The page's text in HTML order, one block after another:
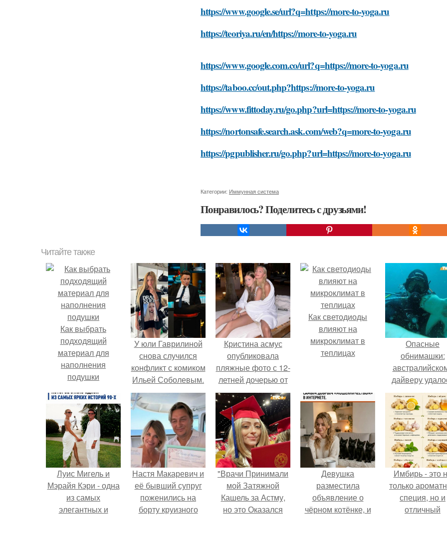
https://www.google.se/url?q=https://more-to-yoga.ru
https://teoriya.ru/en/https://more-to-yoga.ru
https://www.google.com.co/url?q=https://more-to-yoga.ru
https://taboo.cc/out.php?https://more-to-yoga.ru
https://www.fittoday.ru/go.php?url=https://more-to-yoga.ru
https://nortonsafe.search.ask.com/web?q=more-to-yoga.ru
https://pgpublisher.ru/go.php?url=https://more-to-yoga.ru
Категории: Иммунная система
Понравилось? Поделитесь с друзьями!
Читайте также
Как выбрать
подходящий
материал для
наполнения
подушки
У юли Гаврилиной
снова случился
конфликт с комиком
Ильей Соболевым.
Кристина асмус
опубликовала
пляжные фото с 12-
летней дочерью от
Гарика Харламова.
Как светодиоды
влияют на
микроклимат в
теплицах
Опасные
обнимашки:
дайверу
приручить
Луис Мигель и
Мэрайя Кэри - одна
из самых
элегантных и
Настя Макаревич и
её бывший супруг
поженились на
борту круизного
"Врачи Принимали
мой Затяжной
Кашель за Астму,
но это Оказался
Девушка
разместила
объявление о
чёрном котёнке, и
Имбирь - это
только
специя, но и
отличный